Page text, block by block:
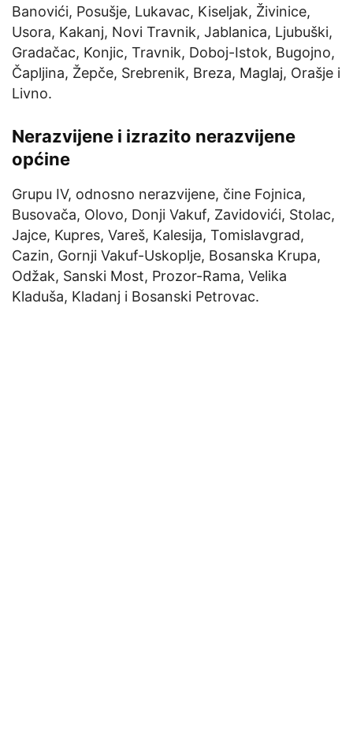
Banovići, Posušje, Lukavac, Kiseljak, Živinice,
Usora, Kakanj, Novi Travnik, Jablanica, Ljubuški,
Gradačac, Konjic, Travnik, Doboj-Istok, Bugojno,
Čapljina, Žepče, Srebrenik, Breza, Maglaj, Orašje i
Livno.
Nerazvijene i izrazito nerazvijene
općine
Grupu IV, odnosno nerazvijene, čine Fojnica,
Busovača, Olovo, Donji Vakuf, Zavidovići, Stolac,
Jajce, Kupres, Vareš, Kalesija, Tomislavgrad,
Cazin, Gornji Vakuf-Uskoplje, Bosanska Krupa,
Odžak, Sanski Most, Prozor-Rama, Velika
Kladuša, Kladanj i Bosanski Petrovac.